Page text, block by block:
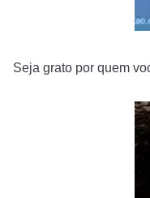
Seja grato por quem